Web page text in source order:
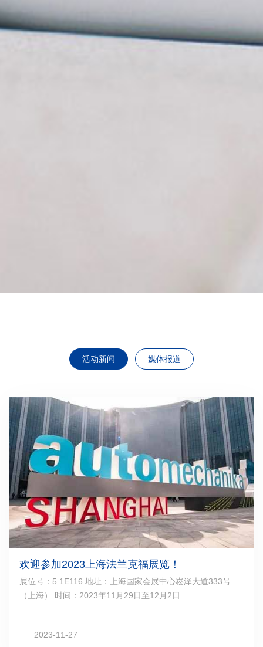
活动新闻 媒体报道
欢迎参加2023上海法兰克福展览！
展位号：5.1E116 地址：上海国家会展中心崧泽大道333号
（上海） 时间：2023年11月29日至12月2日
2023-11-27